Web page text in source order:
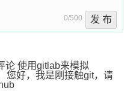
0/500 发 布
论 使用gitlab来模拟
您好，我是刚接触git，请